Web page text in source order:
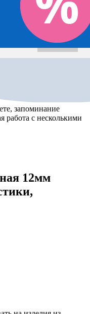
запоминание
работа с несколькими
12мм